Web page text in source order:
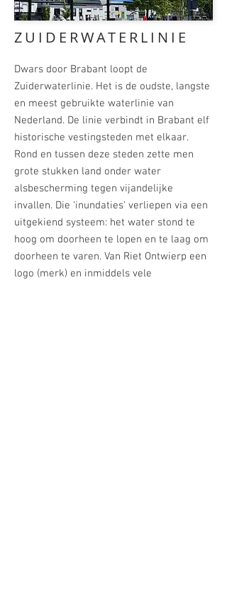
ZUIDERWATERLINIE
Dwars door Brabant loopt de
Zuiderwaterlinie. Het is de oudste, langste
en meest gebruikte waterlinie van
Nederland. De linie verbindt in ­Brabant elf
historische vestingsteden met elkaar.
Rond en tussen deze ­steden zette men
grote stukken land onder water
alsbescherming tegen vijandelijke
invallen. Die ‘inundaties’ verliepen via een
uitgekiend systeem: het water stond te
hoog om doorheen te lopen en te laag om
doorheen te varen. Van Riet Ontwierp een
logo (merk) en inmiddels vele